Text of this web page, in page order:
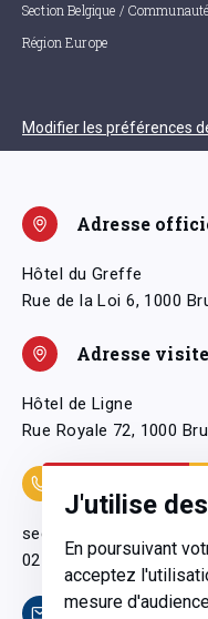
J'utilise
En poursuivant
acceptez
mesure
Section Belgique /
Région Europe
Modifier les préférences
Adresse
Hôtel du Greffe
Rue de la Loi 6, 1000
Adresse
Hôtel de Ligne
Rue Royale 72, 1000
02 506 38 11
Contact